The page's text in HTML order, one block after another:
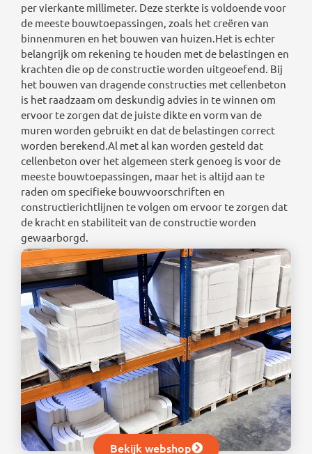
per vierkante millimeter. Deze sterkte is voldoende voor
de meeste bouwtoepassingen, zoals het creëren van
binnenmuren en het bouwen van huizen.Het is echter
belangrijk om rekening te houden met de belastingen en
krachten die op de constructie worden uitgeoefend. Bij
het bouwen van dragende constructies met cellenbeton
is het raadzaam om deskundig advies in te winnen om
ervoor te zorgen dat de juiste dikte en vorm van de
muren worden gebruikt en dat de belastingen correct
worden berekend.Al met al kan worden gesteld dat
cellenbeton over het algemeen sterk genoeg is voor de
meeste bouwtoepassingen, maar het is altijd aan te
raden om specifieke bouwvoorschriften en
constructierichtlijnen te volgen om ervoor te zorgen dat
de kracht en stabiliteit van de constructie worden
gewaarborgd.
Bekijk webshop